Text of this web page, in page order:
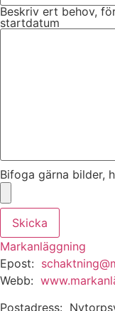
Beskriv ert behov,
startdatum
Bifoga gärna bilder,
Skicka
Markanläggning
Epost:
Webb:
Postadress: